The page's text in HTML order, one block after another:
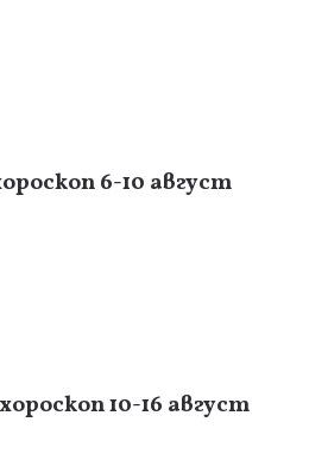
6-10 август
10-16 август